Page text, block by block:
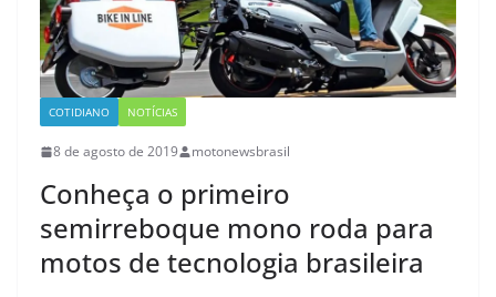
COTIDIANO NOTÍCIAS
8 de agosto de 2019 motonewsbrasil
Conheça o primeiro
semirreboque mono roda para
motos de tecnologia brasileira